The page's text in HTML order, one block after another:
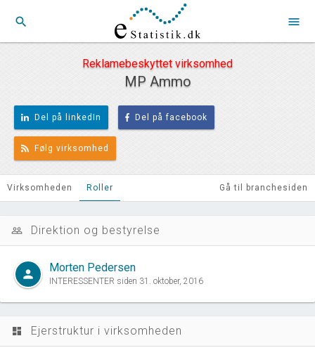
search menu
Reklamebeskyttet virksomhed
MP Ammo
Del på linkedIn Del på facebook
Følg virksomhed
Virksomheden Roller Gå til branchesiden
people_outline Direktion og bestyrelse
person Morten Pedersen
INTERESSENTER siden 31. oktober, 2016
dashboard Ejerstruktur i virksomheden